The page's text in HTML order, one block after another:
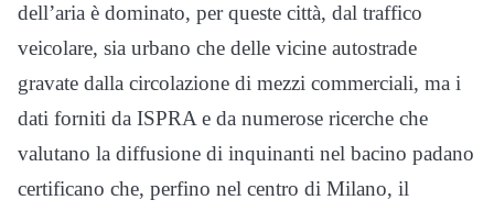
dell’aria è dominato, per queste città, dal traffico
veicolare, sia urbano che delle vicine autostrade
gravate dalla circolazione di mezzi commerciali, ma i
dati forniti da ISPRA e da numerose ricerche che
valutano la diffusione di inquinanti nel bacino padano
certificano che, perfino nel centro di Milano, il